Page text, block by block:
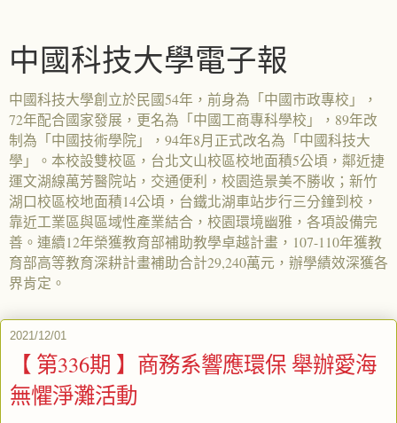
中國科技大學電子報
中國科技大學創立於民國54年，前身為「中國市政專校」，
72年配合國家發展，更名為「中國工商專科學校」，89年改
制為「中國技術學院」，94年8月正式改名為「中國科技大
學」。本校設雙校區，台北文山校區校地面積5公頃，鄰近捷
運文湖線萬芳醫院站，交通便利，校園造景美不勝收；新竹
湖口校區校地面積14公頃，台鐵北湖車站步行三分鐘到校，
靠近工業區與區域性產業結合，校園環境幽雅，各項設備完
善。連續12年榮獲教育部補助教學卓越計畫，107-110年獲教
育部高等教育深耕計畫補助合計29,240萬元，辦學績效深獲各
界肯定。
2021/12/01
【 第336期 】商務系響應環保 舉辦愛海
無懼淨灘活動